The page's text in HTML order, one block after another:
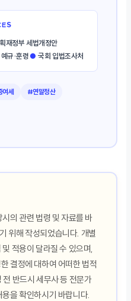
재정부 세법개정안
규·훈령● 국회 입법조사처
세
#연말정산
의 관련 법령 및 자료를 바
위해 작성되었습니다. 개별
적용이 달라질 수 있으며,
결정에 대하여 어떠한 법적
반드시 세무사 등 전문가
을 확인하시기 바랍니다.